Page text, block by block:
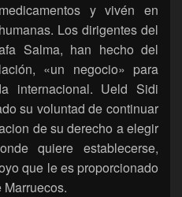
y vivén en
Los dirigentes del
Salma, han hecho del
«un negocio» para
internacional. Ueld Sidi
su voluntad de continuar
de su derecho a elegir
quiere establecerse,
que le es proporcionado
Marruecos.